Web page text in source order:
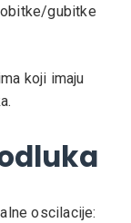
gubitke
koji imaju
oscilacije: